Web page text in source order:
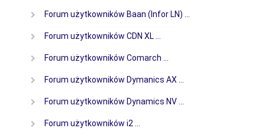
Forum użytkowników Baan (Infor LN) …
Forum użytkowników CDN XL …
Forum użytkowników Comarch …
Forum użytkowników Dymanics AX …
Forum użytkowników Dynamics NV …
Forum użytkowników i2 …